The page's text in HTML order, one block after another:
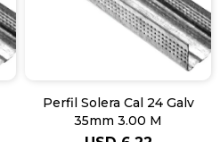
Perfil Solera Cal 24 Galv
35mm 3.00 M